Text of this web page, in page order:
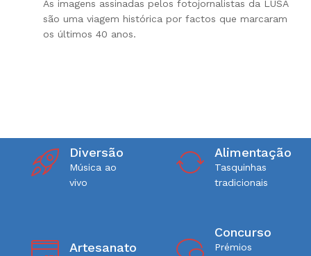
As imagens assinadas pelos fotojornalistas da LUSA
são uma viagem histórica por factos que marcaram
os últimos 40 anos.
Diversão
Música ao
vivo
Alimentação
Tasquinhas
tradicionais
Artesanato
Concurso
Prémios